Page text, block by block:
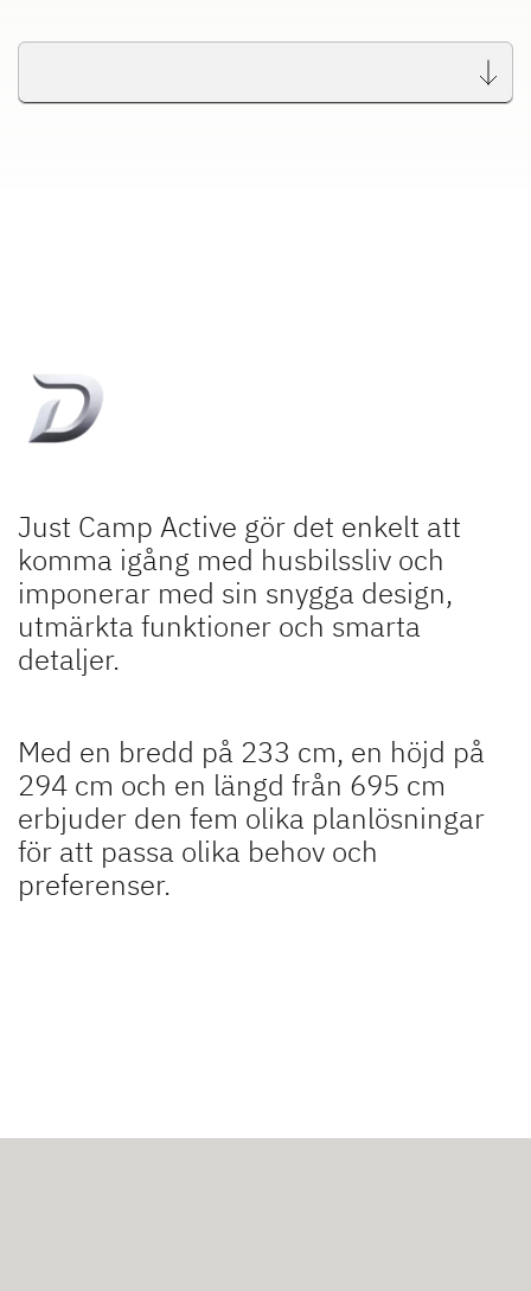
Just Camp Active gör det enkelt att
komma igång med husbilssliv och
imponerar med sin snygga design,
utmärkta funktioner och smarta
detaljer.
Med en bredd på 233 cm, en höjd på
294 cm och en längd från 695 cm
erbjuder den fem olika planlösningar
för att passa olika behov och
preferenser.